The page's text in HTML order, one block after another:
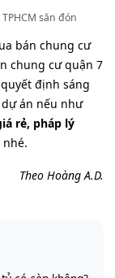
săn đón
bán chung cư
chung cư quận 7
định sáng
án nếu như
rẻ, pháp lý
Theo Hoàng A.D.